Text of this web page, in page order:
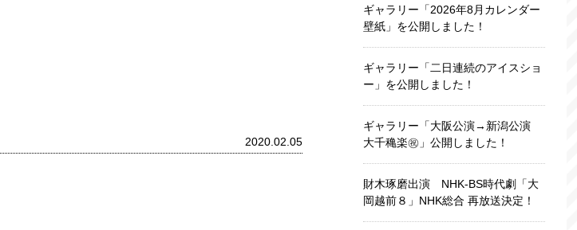
2020.02.05
ギャラリー「2026年8月カレンダー
壁紙」を公開しました！
ギャラリー「二日連続のアイスショ
ー」を公開しました！
ギャラリー「大阪公演→新潟公演
大千穐楽㊗️」公開しました！
財木琢磨出演 NHK-BS時代劇「大
岡越前８」NHK総合 再放送決定！